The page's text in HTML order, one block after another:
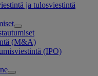
ja tulosviestintä
(M&A)
(IPO)